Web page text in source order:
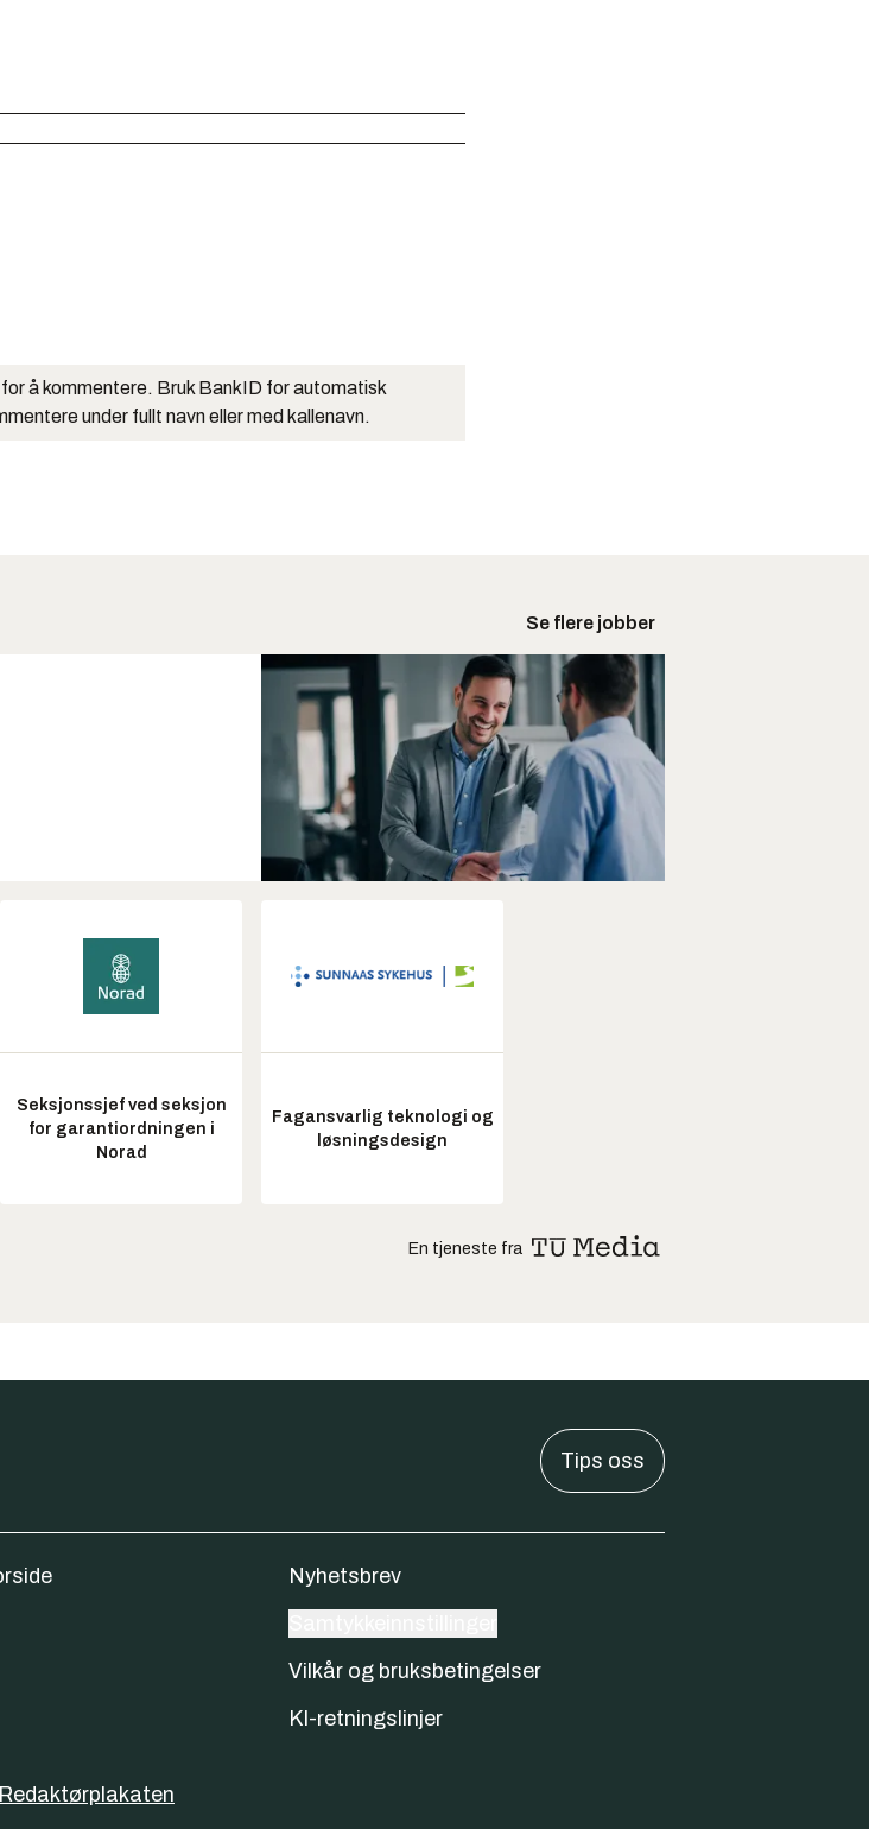
å kommentere. Bruk BankID for automatisk
under fullt navn eller med kallenavn.
Se flere jobber
Seksjonssjef ved seksjon
for garantiordningen i
Norad
Fagansvarlig teknologi og
løsningsdesign
En tjeneste fra
Tips oss
Nyhetsbrev
Vilkår og bruksbetingelser
KI-retningslinjer
Redaktørplakaten